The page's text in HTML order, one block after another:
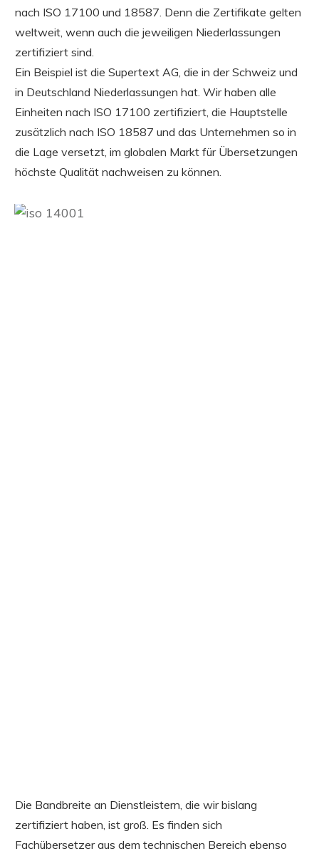
nach ISO 17100 und 18587. Denn die Zertifikate gelten
weltweit, wenn auch die jeweiligen Niederlassungen
zertifiziert sind.
Ein Beispiel ist die Supertext AG, die in der Schweiz und
in Deutschland Niederlassungen hat. Wir haben alle
Einheiten nach ISO 17100 zertifiziert, die Hauptstelle
zusätzlich nach ISO 18587 und das Unternehmen so in
die Lage versetzt, im globalen Markt für Übersetzungen
höchste Qualität nachweisen zu können.
Die Bandbreite an Dienstleistern, die wir bislang
zertifiziert haben, ist groß. Es finden sich
Fachübersetzer aus dem technischen Bereich ebenso